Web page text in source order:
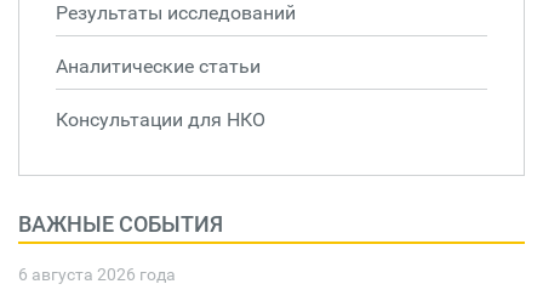
Результаты исследований
Аналитические статьи
Консультации для НКО
ВАЖНЫЕ СОБЫТИЯ
6 августа 2026 года